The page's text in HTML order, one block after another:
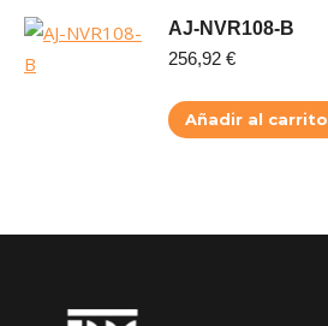
AJ-NVR108-B
256,92 €
Añadir al carrito